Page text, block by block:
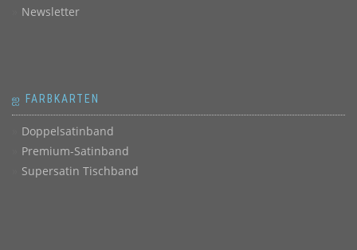
Newsletter
ஐ FARBKARTEN
Doppelsatinband
Premium-Satinband
Supersatin Tischband